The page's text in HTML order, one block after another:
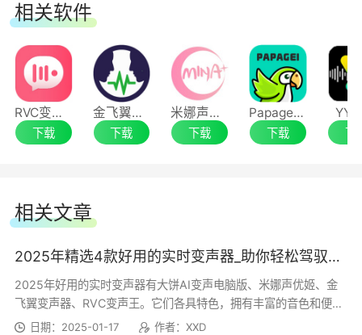
相关软件
RVC变声王
下载
金飞翼变声器
下载
米娜声优姬
下载
Papagei变声器
下载
YY
下
相关文章
2025年精选4款好用的实时变声器_助你轻松驾驭多样音色
2025年好用的实时变声器有大饼AI变声电脑版、米娜声优姬、金
飞翼变声器、RVC变声王。它们各具特色，拥有丰富的音色和便捷
的操作，能够帮助你轻松驾驭多样音色，在...
日期：2025-01-17 作者：XXD